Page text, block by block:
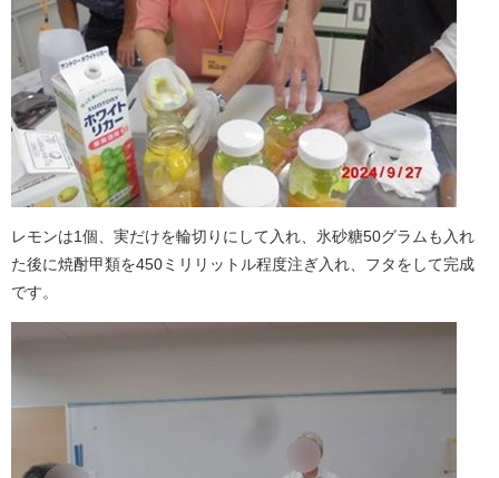
レモンは1個、実だけを輪切りにして入れ、氷砂糖50グラムも入れ
た後に焼酎甲類を450ミリリットル程度注ぎ入れ、フタをして完成
です。